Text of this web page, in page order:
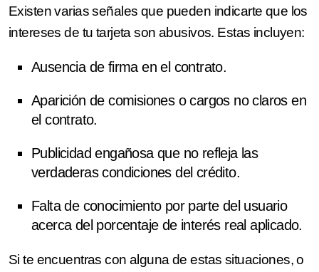
Existen varias señales que pueden indicarte que los
intereses de tu tarjeta son abusivos. Estas incluyen:
Ausencia de firmaen el contrato.
Aparición de comisiones o cargos no claros en
el contrato.
Publicidad engañosaque no refleja las
verdaderas condiciones del crédito.
Falta de conocimiento por parte del usuario
acerca del porcentaje de interésreal aplicado.
Si te encuentras con alguna de estas situaciones, o